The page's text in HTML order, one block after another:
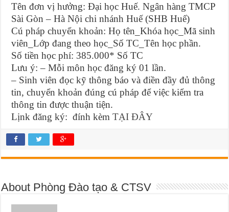
Tên đơn vị hưởng: Đại học Huế. Ngân hàng TMCP
Sài Gòn – Hà Nội chi nhánh Huế (SHB Huế)
Cú pháp chuyển khoản: Họ tên_Khóa học_Mã sinh
viên_Lớp đang theo học_Số TC_Tên học phần.
Số tiền học phí: 385.000* Số TC
Lưu ý: – Mỗi môn học đăng ký 01 lần.
– Sinh viên đọc kỹ thông báo và điền đầy đủ thông
tin, chuyển khoản đúng cú pháp để việc kiểm tra
thông tin được thuận tiện.
Lịnk đăng ký: đính kèmTẠI ĐÂY
About Phòng Đào tạo & CTSV